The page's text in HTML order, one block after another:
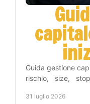
Guida gestione
rischio, size,
disciplina.
31 luglio 2026